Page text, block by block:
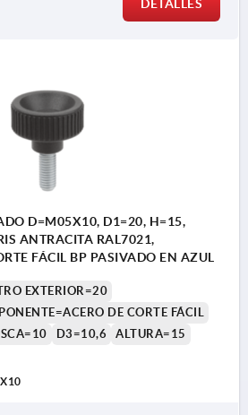
DETALLES
D=M05X10, D1=20, H=15,
ANTRACITA RAL7021,
FÁCIL BP PASIVADO EN AZUL
EXTERIOR=20
DE CORTE FÁCIL
D3=10,6
ALTURA=15